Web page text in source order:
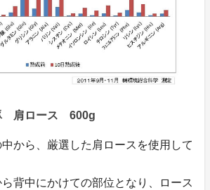
肩ロース 600g
から、厳選した肩ロースを使用して
背中にかけての部位となり、ロース